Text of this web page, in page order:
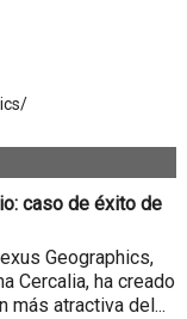
caso de éxito de
Geographics,
Cercalia, ha creado
más atractiva del...